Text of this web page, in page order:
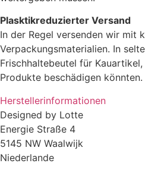
Plasktikreduzierter Versand
In der Regel versenden wir mit
Verpackungsmaterialien. In
Frischhaltebeutel für
Produkte beschädigen könnten.
Herstellerinformationen
Designed by Lotte
Energie Straße 4
5145 NW Waalwijk
Niederlande